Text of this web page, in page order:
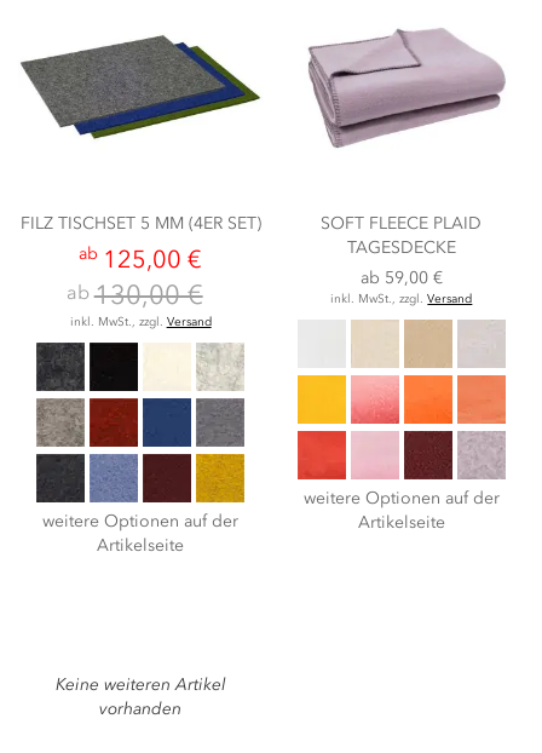
FILZ TISCHSET 5 MM (4ER SET)
ab 125,00 €
ab130,00 €
inkl. MwSt., zzgl. Versand
weitere Optionen auf der
Artikelseite
SOFT FLEECE PLAID
TAGESDECKE
ab 59,00 €
inkl. MwSt., zzgl.Versand
weitere Optionen auf der
Artikelseite
Keine weiteren Artikel
vorhanden